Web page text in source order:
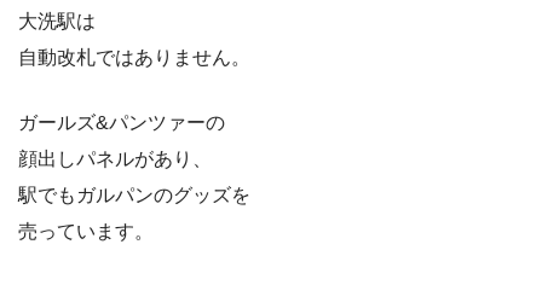
大洗駅は
自動改札ではありません。
ガールズ&パンツァーの
顔出しパネルがあり、
駅でもガルパンのグッズを
売っています。